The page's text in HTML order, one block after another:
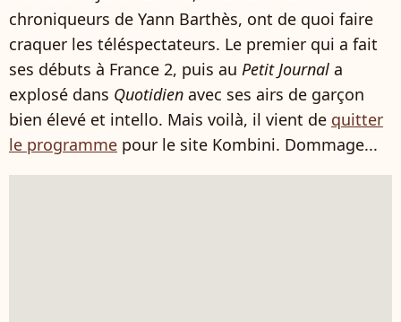
chroniqueurs de Yann Barthès, ont de quoi faire
craquer les téléspectateurs. Le premier qui a fait
ses débuts à France 2, puis au Petit Journal a
explosé dans Quotidien avec ses airs de garçon
bien élevé et intello. Mais voilà, il vient de quitter
le programme pour le site Kombini. Dommage...